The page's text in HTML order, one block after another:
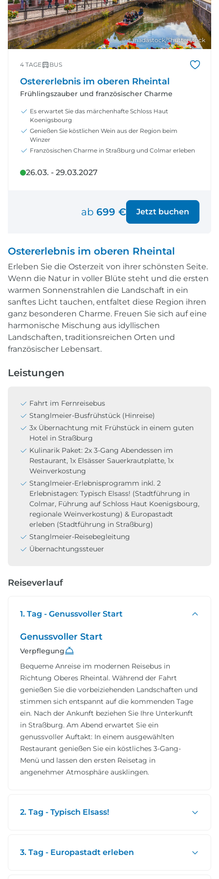
© canadastock/Shutterstock
4 TAGE BUS
Ostererlebnis im oberen Rheintal
Frühlingszauber und französischer Charme
Es erwartet Sie das märchenhafte Schloss Haut
Koenigsbourg
Genießen Sie köstlichen Wein aus der Region beim
Winzer
Französischen Charme in Straßburg und Colmar erleben
26.03. - 29.03.2027
ab 699 € Jetzt buchen
Ostererlebnis im oberen Rheintal
Erleben Sie die Osterzeit von ihrer schönsten Seite.
Wenn die Natur in voller Blüte steht und die ersten
warmen Sonnenstrahlen die Landschaft in ein
sanftes Licht tauchen, entfaltet diese Region ihren
ganz besonderen Charme. Freuen Sie sich auf eine
harmonische Mischung aus idyllischen
Landschaften, traditionsreichen Orten und
französischer Lebensart.
Leistungen
Fahrt im Fernreisebus
Stanglmeier-Busfrühstück (Hinreise)
3x Übernachtung mit Frühstück in einem guten
Hotel in Straßburg
Kulinarik Paket: 2x 3-Gang Abendessen im
Restaurant, 1x Elsässer Sauerkrautplatte, 1x
Weinverkostung
Stanglmeier-Erlebnisprogramm inkl. 2
Erlebnistagen: Typisch Elsass! (Stadtführung in
Colmar, Führung auf Schloss Haut Koenigsbourg,
regionale Weinverkostung) & Europastadt
erleben (Stadtführung in Straßburg)
Stanglmeier-Reisebegleitung
Übernachtungssteuer
Reiseverlauf
1. Tag - Genussvoller Start
Genussvoller Start
Verpflegung
Bequeme Anreise im modernen Reisebus in
Richtung Oberes Rheintal. Während der Fahrt
genießen Sie die vorbeiziehenden Landschaften und
stimmen sich entspannt auf die kommenden Tage
ein. Nach der Ankunft beziehen Sie Ihre Unterkunft
in Straßburg. Am Abend erwartet Sie ein
genussvoller Auftakt: In einem ausgewählten
Restaurant genießen Sie ein köstliches 3-Gang-
Menü und lassen den ersten Reisetag in
angenehmer Atmosphäre ausklingen.
2. Tag - Typisch Elsass!
3. Tag - Europastadt erleben